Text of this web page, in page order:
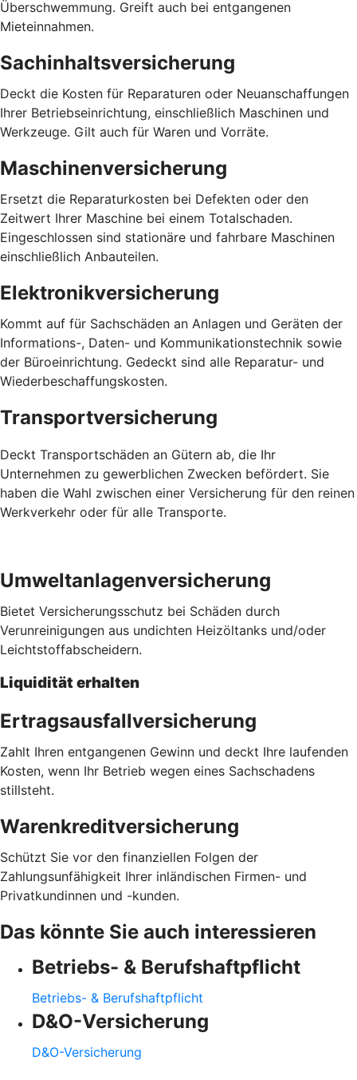
Überschwemmung. Greift auch bei entgangenen
Mieteinnahmen.
Sachinhaltsversicherung
Deckt die Kosten für Reparaturen oder Neuanschaffungen
Ihrer Betriebseinrichtung, einschließlich Maschinen und
Werkzeuge. Gilt auch für Waren und Vorräte.
Maschinenversicherung
Ersetzt die Reparaturkosten bei Defekten oder den
Zeitwert Ihrer Maschine bei einem Totalschaden.
Eingeschlossen sind stationäre und fahrbare Maschinen
einschließlich Anbauteilen.
Elektronikversicherung
Kommt auf für Sachschäden an Anlagen und Geräten der
Informations-, Daten- und Kommunikationstechnik sowie
der Büroeinrichtung. Gedeckt sind alle Reparatur- und
Wiederbeschaffungskosten.
Transportversicherung
Deckt Transportschäden an Gütern ab, die Ihr
Unternehmen zu gewerblichen Zwecken befördert. Sie
haben die Wahl zwischen einer Versicherung für den reinen
Werkverkehr oder für alle Transporte.
Umweltanlagenversicherung
Bietet Versicherungsschutz bei Schäden durch
Verunreinigungen aus undichten Heizöltanks und/oder
Leichtstoffabscheidern.
Liquidität erhalten
Ertragsausfallversicherung
Zahlt Ihren entgangenen Gewinn und deckt Ihre laufenden
Kosten, wenn Ihr Betrieb wegen eines Sachschadens
stillsteht.
Warenkreditversicherung
Schützt Sie vor den finanziellen Folgen der
Zahlungsunfähigkeit Ihrer inländischen Firmen- und
Privatkundinnen und -kunden.
Das könnte Sie auch interessieren
Betriebs- & Berufshaftpflicht
Betriebs- & Berufshaftpflicht
D&O-Versicherung
D&O-Versicherung